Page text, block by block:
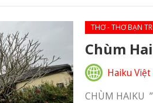
THƠ - THƠ BẠN
Chùm
Haiku Việt
CHÙM HAIKU